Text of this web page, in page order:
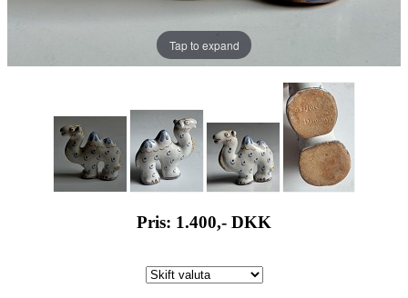
Tap to expand
Pris: 1.400,- DKK